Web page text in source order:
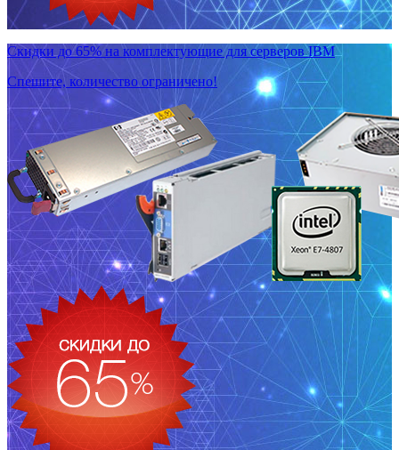
Скидки до 65% на комплектующие для серверов IBM
Спешите, количество ограничено!